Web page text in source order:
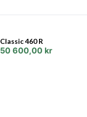
Classic 460 R
50 600,00 kr